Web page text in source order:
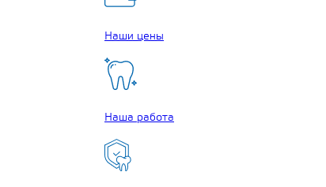
Наши цены
Наша работа